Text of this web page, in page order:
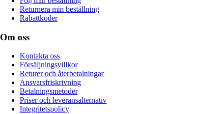
Returnera min beställning
Rabattkoder
Om oss
Kontakta oss
Försäljningsvillkor
Returer och återbetalningar
Ansvarsfriskrivning
Betalningsmetoder
Priser och leveransalternativ
Integritetspolicy